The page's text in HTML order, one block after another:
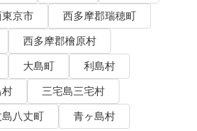
京市
西多摩郡瑞穂町
西多摩郡檜原村
大島町
利島村
三宅島三宅村
島八丈町
青ヶ島村